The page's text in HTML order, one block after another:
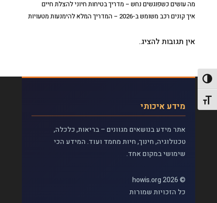
הפעל/כבה ניגודיות גבוהה
מתג גודל גופן
מה עושים כשפוגשים נחש – מדריך בטיחות חיוני להצלת חיים
איך קונים רכב משומש ב-2026 – המדריך המלא להימנעות מטעויות
אין תגובות להציג.
מידע איכותי
אתר מידע בנושאים מגוונים – בריאות, כלכלה,
טכנולוגיה, חינוך, חיות מחמד ועוד. המידע הכי
שימושי במקום אחד.
© 2026 howis.org
כל הזכויות שמורות